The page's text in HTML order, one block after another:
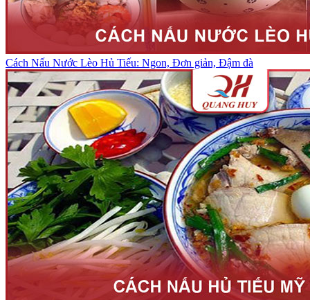
Cách Nấu Nước Lèo Hủ Tiếu: Ngon, Đơn giản, Đậm đà